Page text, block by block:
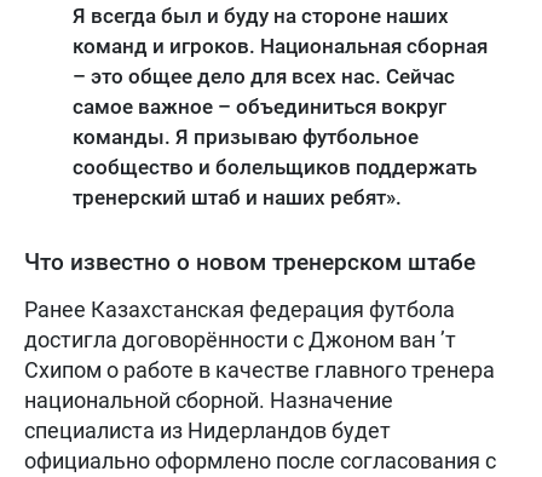
Я всегда был и буду на стороне наших
команд и игроков. Национальная сборная
– это общее дело для всех нас. Сейчас
самое важное – объединиться вокруг
команды. Я призываю футбольное
сообщество и болельщиков поддержать
тренерский штаб и наших ребят».
Что известно о новом тренерском штабе
Ранее Казахстанская федерация футбола
достигла договорённости с Джоном ван ’т
Схипом о работе в качестве главного тренера
национальной сборной. Назначение
специалиста из Нидерландов будет
официально оформлено после согласования с